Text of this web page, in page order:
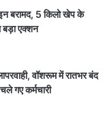
बरामद, 5 किलो खेप के
बड़ा एक्शन
वॉशरूम में रातभर बंद
गए कर्मचारी